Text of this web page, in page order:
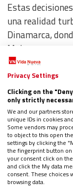
Estas
una realidad
Dinamarca,
Mahoma en un
indignación de
castigados por la
Sin embargo, la
contra la
diferente. En
condenado al
mostraba cómo
Corán.
Privacy Settings
Clicking on the
only strictly
We and our partners
unique IDs in cookies
Some vendors may
to object to this open
settings by clicking the
the fingerprint button
your consent click on
and click the My data
consent. These choices
browsing data.